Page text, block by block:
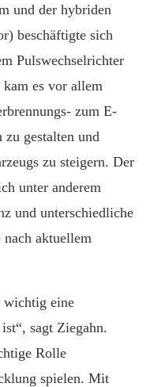
und der hybriden
beschäftigte sich
Pulswechselrichter
es vor allem
zum E-
gestalten und
zu steigern. Der
unter anderem
und unterschiedliche
aktuellem
wichtig eine
sagt Ziegahn.
Rolle
spielen. Mit